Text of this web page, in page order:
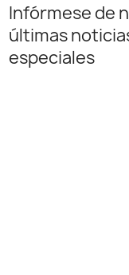
Infórmese de
últimas
especiales